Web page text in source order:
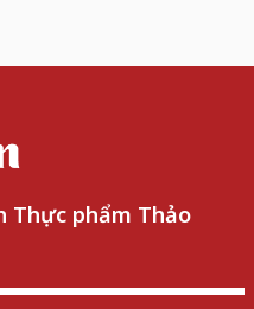
Thực phẩm Thảo